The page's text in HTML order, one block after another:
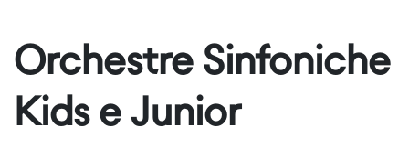
Orchestre Sinfoniche
Kids e Junior